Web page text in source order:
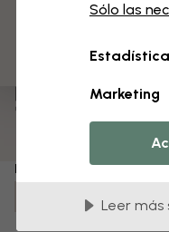
Personaliza para
Premontado y
Colores
Número de artículo:
Sólo las
Marketing
Leer más